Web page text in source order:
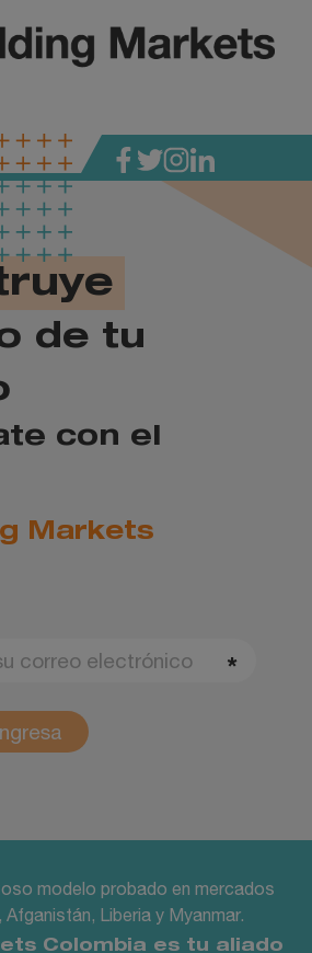
de tu
con el
Markets
modelo probado en mercados
Liberia y Myanmar.
Colombia es tu aliado